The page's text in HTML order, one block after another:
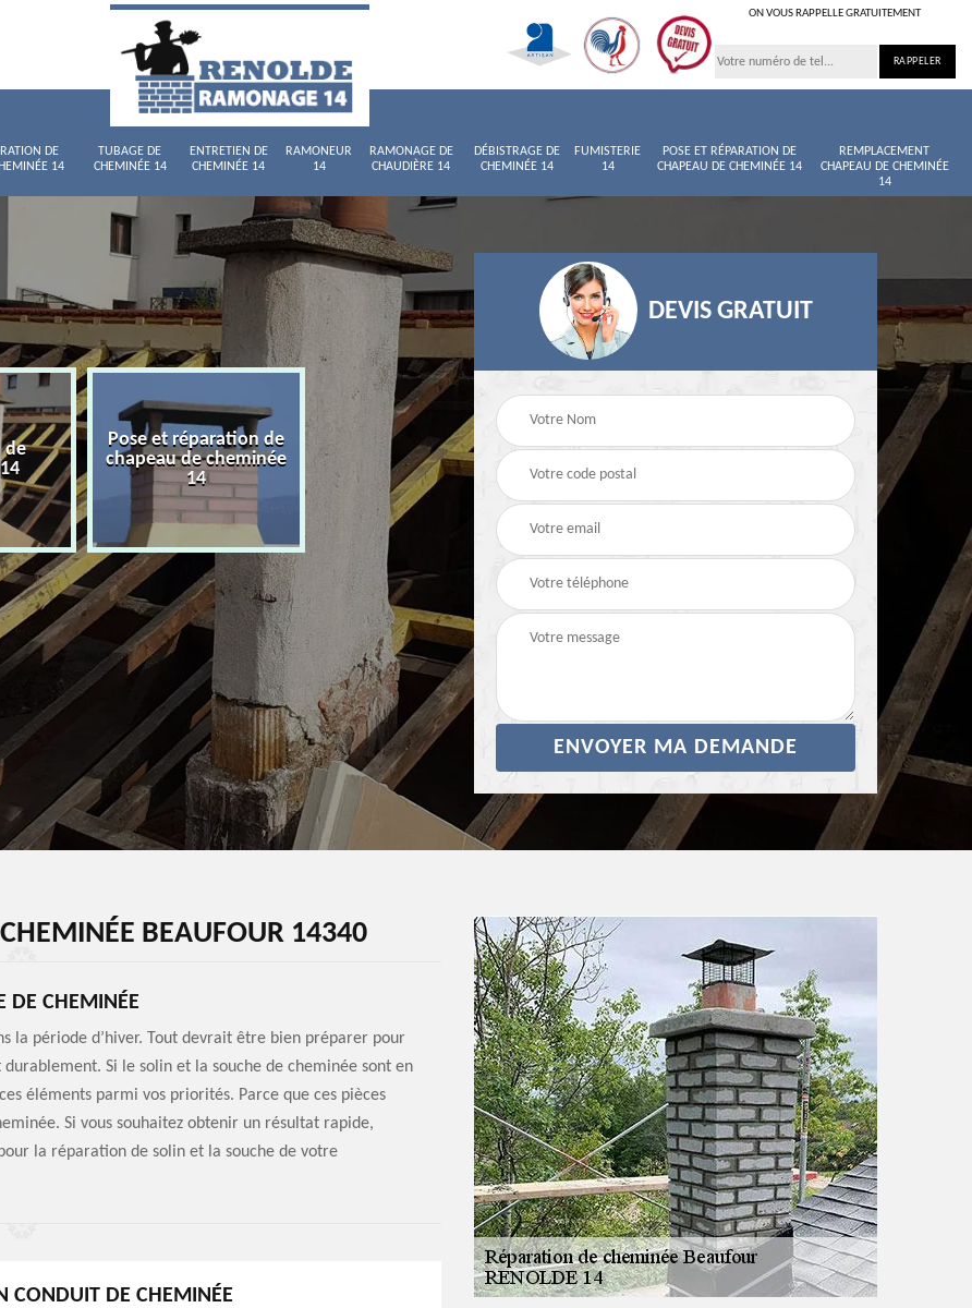
ON VOUS RAPPELLE GRATUITEMENT
DE
14
TUBAGE DE
CHEMINÉE 14
ENTRETIEN DE
CHEMINÉE 14
RAMONEUR
14
RAMONAGE DE
CHAUDIÈRE 14
DÉBISTRAGE DE
CHEMINÉE 14
FUMISTERIE
14
POSE ET RÉPARATION DE
CHAPEAU DE CHEMINÉE 14
REMPLACEMENT
CHAPEAU DE CHEMINÉE
14
de
Pose et réparation de
chapeau de cheminée
14
Tubage de cheminée
14
Entretien de cheminée
Ramoneur 14
DEVIS GRATUIT
BEAUFOUR 14340
DE CHEMINÉE
la période d’hiver. Tout devrait être bien préparer pour
Si le solin et la souche de cheminée sont en
éléments parmi vos priorités. Parce que ces pièces
Si vous souhaitez obtenir un résultat rapide,
la réparation de solin et la souche de votre
CONDUIT DE CHEMINÉE